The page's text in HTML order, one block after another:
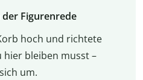
der Figurenrede
hoch und richtete
hier bleiben musst –
um.